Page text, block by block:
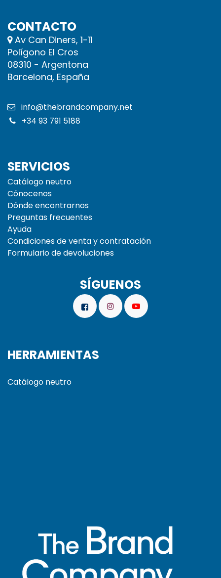
CONTACTO
Av Can Diners, 1-11
Polígono El Cros
08310 - Argentona
Barcelona, España
info@thebrandcompany.net
+34 93 791 5188
SERVICIOS
Catálogo neutro
Cónocenos
Dónde encontrarnos
Preguntas frecuentes
Ayuda
Condiciones de venta y contratación
Formulario de devoluciones
SÍGUENOS
HERRAMIENTAS
Catálogo neutro